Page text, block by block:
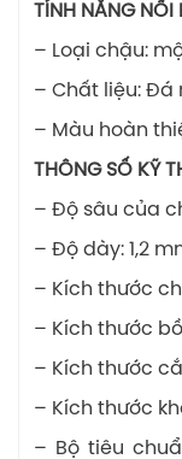
TÍNH NĂNG NỔI
– Loại chậu:
– Chất liệu: Đá
– Màu hoàn
THÔNG SỐ KỸ
– Độ sâu của
– Độ dày: 1,2
– Kích thước
– Kích thước
– Kích thước
– Kích thước
– Bộ tiêu